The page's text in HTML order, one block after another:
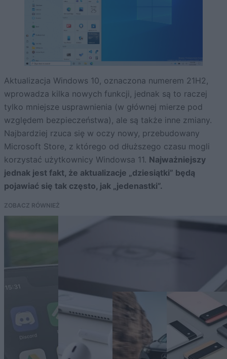
Aktualizacja Windows 10, oznaczona numerem 21H2,
wprowadza kilka nowych funkcji, jednak są to raczej
tylko mniejsze usprawnienia (w głównej mierze pod
względem bezpieczeństwa), ale są także inne zmiany.
Najbardziej rzuca się w oczy nowy, przebudowany
Microsoft Store, z którego od dłuższego czasu mogli
korzystać użytkownicy Windowsa 11. Najważniejszy
jednak jest fakt, że aktualizacje „dziesiątki” będą
pojawiać się tak często, jak „jedenastki”.
ZOBACZ RÓWNIEŻ